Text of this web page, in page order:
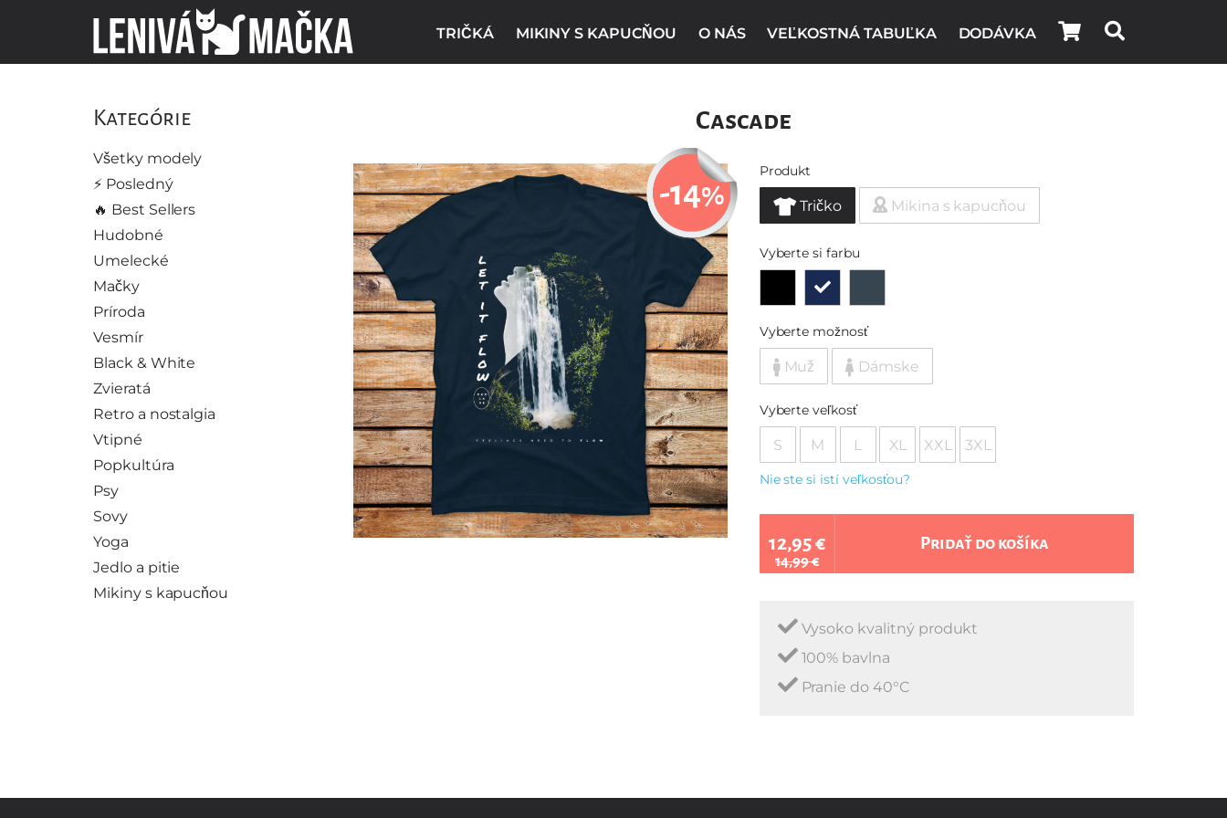
TRIČKÁ MIKINY S KAPUCŇOU O NÁS VEĽKOSTNÁ TABUĽKA DODÁVKA
Kategórie
Všetky modely
⚡️ Posledný
🔥 Best Sellers
Hudobné
Umelecké
Mačky
Príroda
Vesmír
Black & White
Zvieratá
Retro a nostalgia
Vtipné
Popkultúra
Psy
Sovy
Yoga
Jedlo a pitie
Mikiny s kapucňou
Cascade
-14%
Produkt
Tričko Mikina s kapucňou
Vyberte si farbu
Vyberte možnosť
Muž Dámske
Vyberte veľkosť
S M L XL XXL 3XL
Nie ste si istí veľkosťou?
12,95 €
14,99 €
Pridať do košíka
Vysoko kvalitný produkt
100% bavlna
Pranie do 40°C